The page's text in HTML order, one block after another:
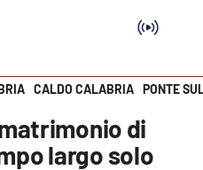
CALDO CALABRIA PONTE
di
largo solo